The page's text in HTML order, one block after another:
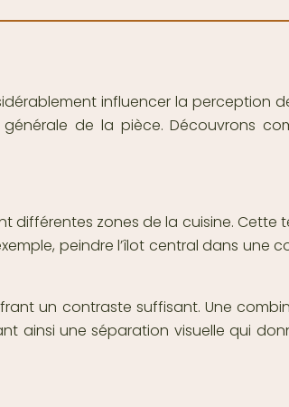
influencer la perception
de la pièce. Découvrons
différentes zones de la cuisine.
peindre l’îlot central dans une
un contraste suffisant. Une
une séparation visuelle qui